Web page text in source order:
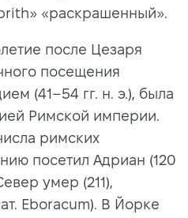
«раскрашенный».
после Цезаря
посещения
(41–54 гг. н. э.), была
Римской империи.
римских
посетил Адриан (120
умер (211),
Eboracum). В Йорке